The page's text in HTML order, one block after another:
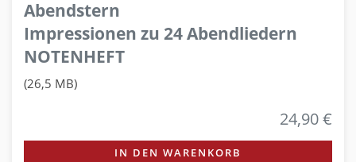
Abendstern
Impressionen zu 24 Abendliedern
NOTENHEFT
(26,5 MB)
24,90 €
IN DEN WARENKORB